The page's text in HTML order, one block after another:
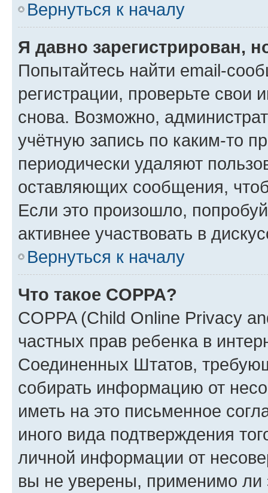
Вернуться к началу
Я давно зарегистрирован,
Попытайтесь найти email-
регистрации, проверьте свои
снова. Возможно,
учётную запись по каким-то
периодически удаляют
оставляющих сообщения,
Если это произошло,
активнее участвовать в
Вернуться к началу
Что такое COPPA?
COPPA (Child Online Privacy
частных прав ребенка в
Соединенных Штатов,
собирать информацию от
иметь на это письменное
иного вида подтверждения
личной информации от
вы не уверены, применимо ли